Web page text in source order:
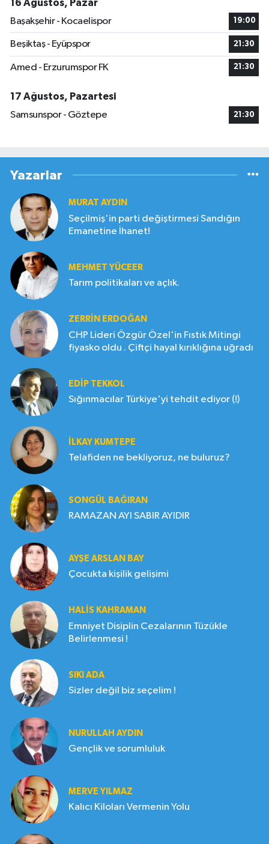
16 Ağustos, Pazar
Başakşehir - Kocaelispor
19:00
Beşiktaş - Eyüpspor 21:30
Amed - Erzurumspor FK 21:30
17 Ağustos, Pazartesi
Samsunspor - Göztepe
21:30
Yazarlar
MURAT AYDIN
Seçilmiş'in parti değiştirmesi Sandığın
Emanetine İhanet!
MEHMET YÜCEER
Tarım politikaları ve açlık.
ZERRIN ERDOĞAN
CHP Lideri Özgür Özel'in Fıstık Mitingi
fiyasko oldu . Çiftçi hayal kırıklığına uğradı
EDIP TEKKOL
Sığınmacılar Türkiye'yi tehdit ediyor (!)
İLKAY KUMTEPE
Telafiden ne bekliyoruz, ne buluruz?
SONGÜL BAĞIRAN
RAMAZAN AYI SABIR AYIDIR
AYŞE ARSLAN BAY
Çocukta kişilik gelişimi
HALIS KAHRAMAN
Emniyet Disiplin Cezalarının Tüzükle
Belirlenmesi !
SIKI ADA
Sizler değil biz seçelim !
NURULLAH AYDIN
Gençlik ve sorumluluk
MERVE YILMAZ
Kalıcı Kiloları Vermenin Yolu